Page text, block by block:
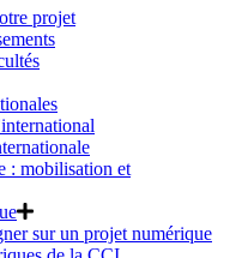
projet
: mobilisation et
sur un projet numérique